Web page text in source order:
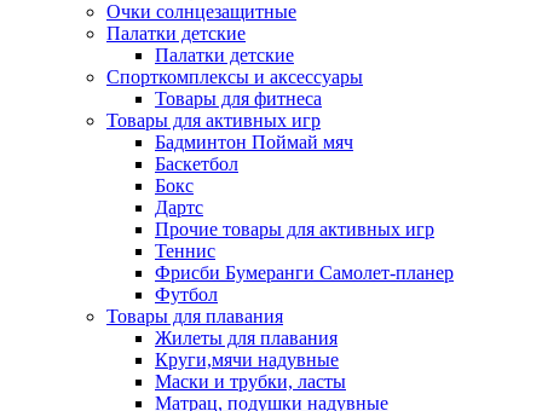
Очки солнцезащитные
Палатки детские
Палатки детские
Спорткомплексы и аксессуары
Товары для фитнеса
Товары для активных игр
Бадминтон Поймай мяч
Баскетбол
Бокс
Дартс
Прочие товары для активных игр
Теннис
Фрисби Бумеранги Самолет-планер
Футбол
Товары для плавания
Жилеты для плавания
Круги,мячи надувные
Маски и трубки, ласты
Матрац, подушки надувные